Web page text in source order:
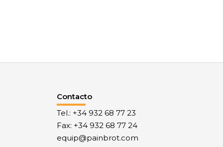
Contacto
Tel.: +34 932 68 77 23
Fax: +34 932 68 77 24
equip@painbrot.com